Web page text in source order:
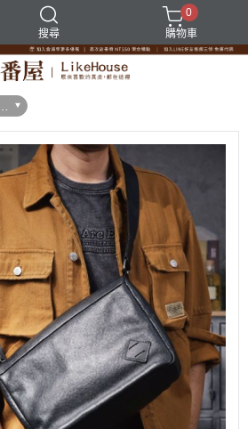
搜尋
0
購物車